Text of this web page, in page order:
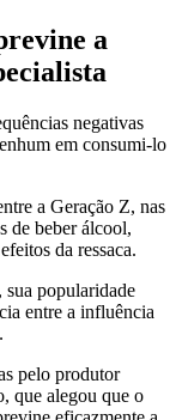
a
negativas
em consumi-lo
a Geração Z, nas
de beber álcool,
da ressaca.
popularidade
entre a influência
pelo produtor
que alegou que o